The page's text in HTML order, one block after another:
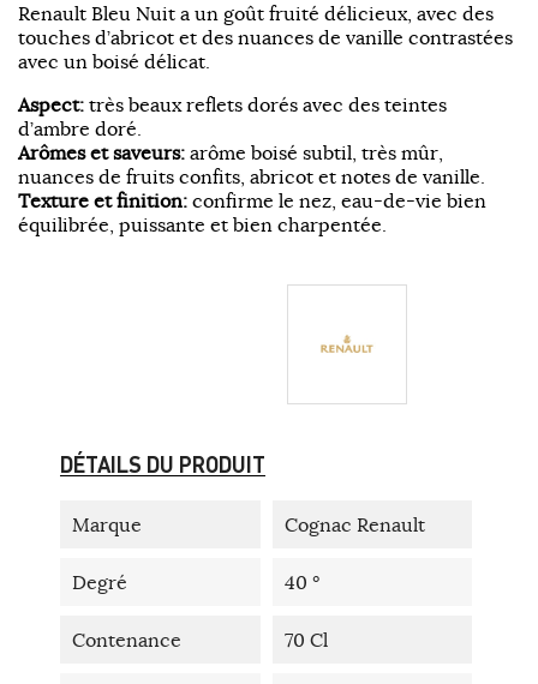
Renault Bleu Nuit a un goût fruité délicieux, avec des
touches d’abricot et des nuances de vanille contrastées
avec un boisé délicat.
Aspect: très beaux reflets dorés avec des teintes
d’ambre doré.
Arômes et saveurs: arôme boisé subtil, très mûr,
nuances de fruits confits, abricot et notes de vanille.
Texture et finition: confirme le nez, eau-de-vie bien
équilibrée, puissante et bien charpentée.
DÉTAILS DU PRODUIT
Marque Cognac Renault
Degré 40 °
Contenance 70 Cl